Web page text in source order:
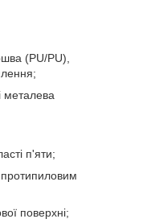
(PU/PU),
металева
п'яти;
протипиловим
поверхні;